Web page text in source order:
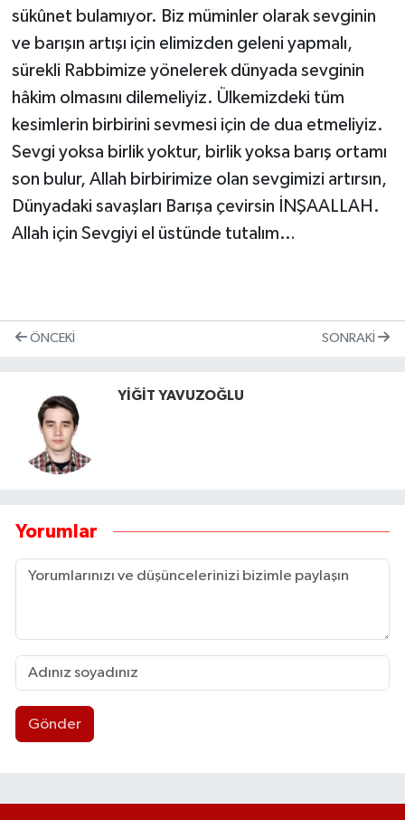
sükûnet bulamıyor. Biz müminler olarak sevginin
ve barışın artışı için elimizden geleni yapmalı,
sürekli Rabbimize yönelerek dünyada sevginin
hâkim olmasını dilemeliyiz. Ülkemizdeki tüm
kesimlerin birbirini sevmesi için de dua etmeliyiz.
Sevgi yoksa birlik yoktur, birlik yoksa barış ortamı
son bulur, Allah birbirimize olan sevgimizi artırsın,
Dünyadaki savaşları Barışa çevirsin İNŞAALLAH.
Allah için Sevgiyi el üstünde tutalım…
ÖNCEKI SONRAKI
YİĞİT YAVUZOĞLU
Yorumlar
Gönder